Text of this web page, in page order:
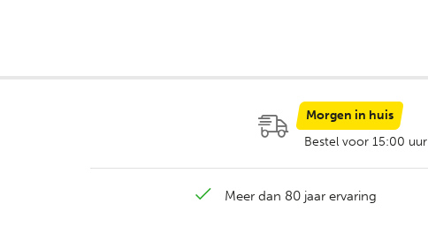
Morgen in huis
Bestel voor 15:00 uur
Meer dan 80 jaar ervaring